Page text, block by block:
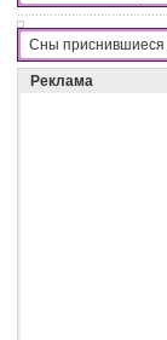
Сны приснившиеся
Реклама